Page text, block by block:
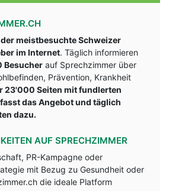
meistbesuchte Schweizer
im Internet. Täglich informieren
Besucher auf Sprechzimmer über
Prävention, Krankheit
23'000 Seiten mit fundlerten
das Angebot und täglich
dazu.
AUF SPRECHZIMMER
PR-Kampagne oder
mit Bezug zu Gesundheit oder
die ideale Platform